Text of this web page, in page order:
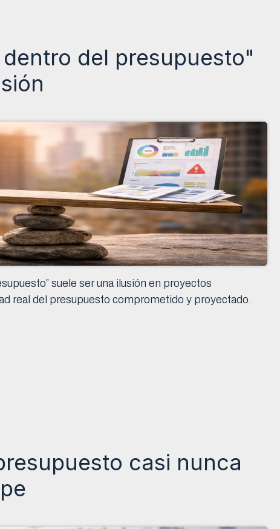
del presupuesto"
suele ser una ilusión en proyectos
real del presupuesto comprometido y proyectado.
casi nunca